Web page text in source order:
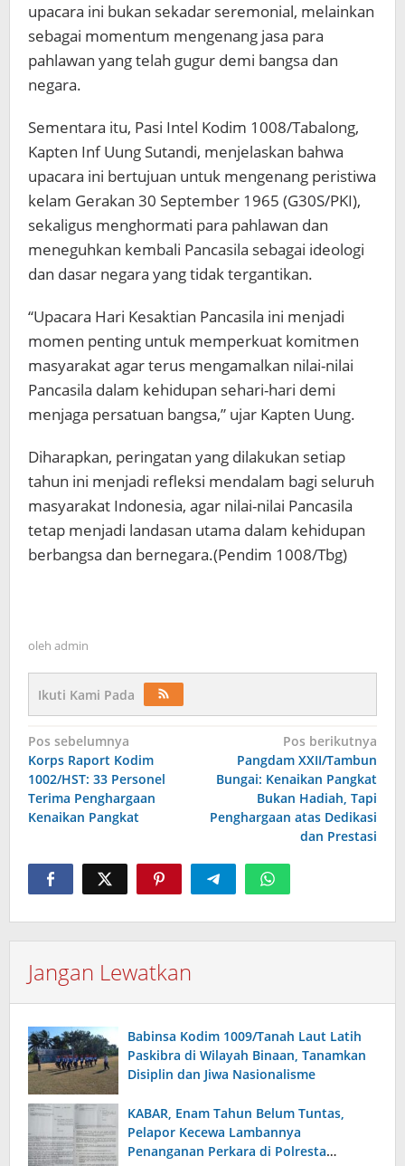
upacara ini bukan sekadar seremonial, melainkan
sebagai momentum mengenang jasa para
pahlawan yang telah gugur demi bangsa dan
negara.
Sementara itu, Pasi Intel Kodim 1008/Tabalong,
Kapten Inf Uung Sutandi, menjelaskan bahwa
upacara ini bertujuan untuk mengenang peristiwa
kelam Gerakan 30 September 1965 (G30S/PKI),
sekaligus menghormati para pahlawan dan
meneguhkan kembali Pancasila sebagai ideologi
dan dasar negara yang tidak tergantikan.
“Upacara Hari Kesaktian Pancasila ini menjadi
momen penting untuk memperkuat komitmen
masyarakat agar terus mengamalkan nilai-nilai
Pancasila dalam kehidupan sehari-hari demi
menjaga persatuan bangsa,” ujar Kapten Uung.
Diharapkan, peringatan yang dilakukan setiap
tahun ini menjadi refleksi mendalam bagi seluruh
masyarakat Indonesia, agar nilai-nilai Pancasila
tetap menjadi landasan utama dalam kehidupan
berbangsa dan bernegara.(Pendim 1008/Tbg)
oleh admin
Ikuti Kami Pada
Navigasi
pos
Pos sebelumnya
Korps Raport Kodim
1002/HST: 33 Personel
Terima Penghargaan
Kenaikan Pangkat
Pos berikutnya
Pangdam XXII/Tambun
Bungai: Kenaikan Pangkat
Bukan Hadiah, Tapi
Penghargaan atas Dedikasi
dan Prestasi
Jangan Lewatkan
Babinsa Kodim 1009/Tanah Laut Latih
Paskibra di Wilayah Binaan, Tanamkan
Disiplin dan Jiwa Nasionalisme
KABAR, Enam Tahun Belum Tuntas,
Pelapor Kecewa Lambannya
Penanganan Perkara di Polresta